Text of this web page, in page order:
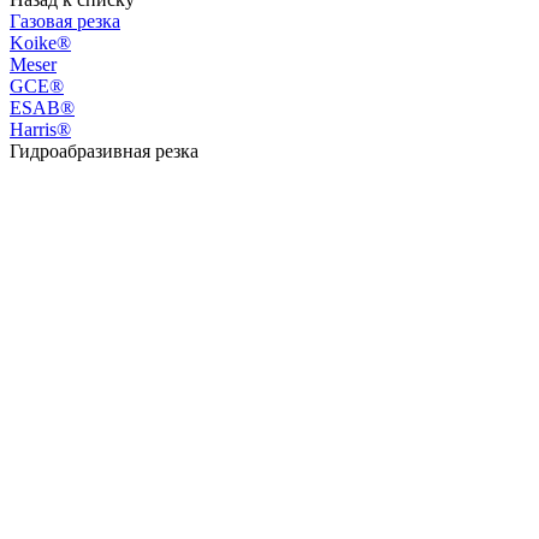
Газовая резка
Koike®
Meser
GCE®
ESAB®
Harris®
Гидроабразивная резка